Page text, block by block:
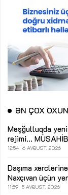
ƏN ÇOX
Məşğulluqda
rejimi...
12:54 6 AVQUST, 2026
Daşıma
Naxçıvan üçün
11:59 5 AVQUST, 2026